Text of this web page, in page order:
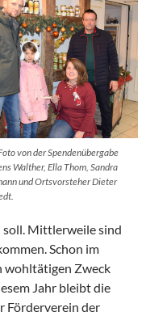
von der Spendenübergabe
Walther, Ella Thom, Sandra
und Ortsvorsteher Dieter
Mittlerweile sind
Schon im
wohltätigen Zweck
Jahr bleibt die
Förderverein der